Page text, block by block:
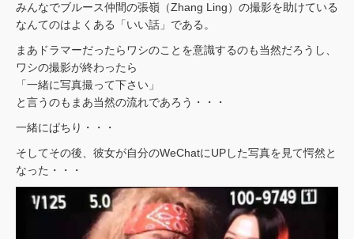
みんなでブルース仲間の張嶺（Zhang Ling）の撮影を助けている
なんてのはよくある「いい話」である。
まあドラマーだったらワシのことを意識するのも当然だろうし、
ワシの撮影が終わったら
「一緒に写真撮って下さい」
と言うのもまあ当然の流れであろう・・・
一緒にぱちり・・・
そしてその後、彼女が自分のWeChatにUPした写真を見て愕然と
なった・・・